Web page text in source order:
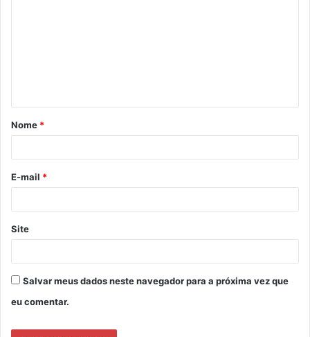
á
r
*
Nome *
E-mail *
Site
Salvar meus dados neste navegador para a próxima vez que
eu comentar.